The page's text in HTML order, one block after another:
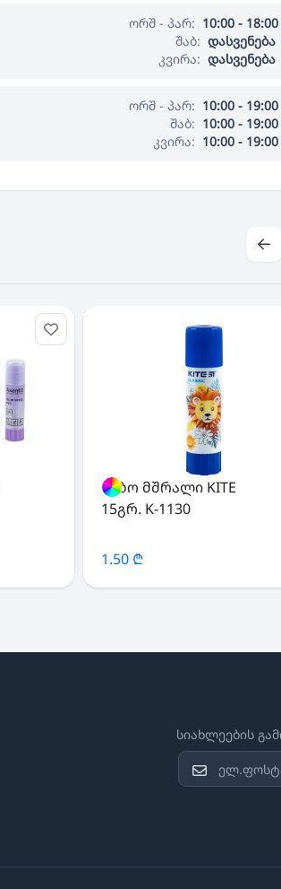
ორშ - პარ: 10:00 - 18:00
შაბ: დასვენება
კვირა: დასვენება
ორშ - პარ: 10:00 - 19:00
შაბ: 10:00 - 19:00
კვირა: 10:00 - 19:00
წებო მშრალი KITE
15გრ. K-1130
1.50 ₾
სიახლეების